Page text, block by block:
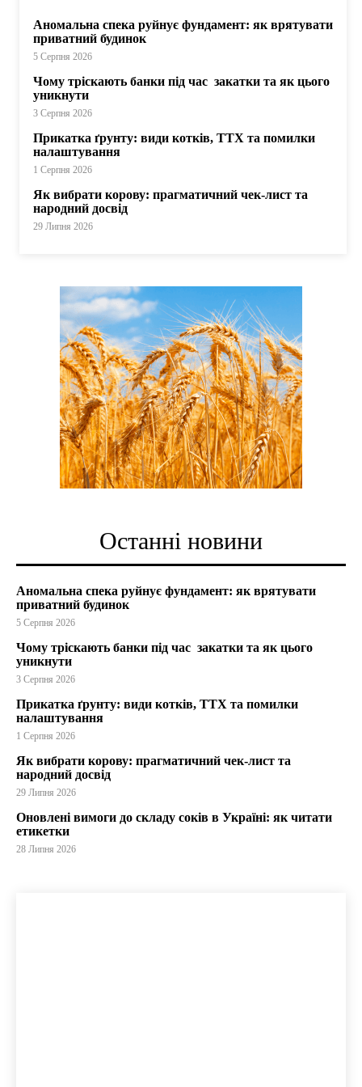
Аномальна спека руйнує фундамент: як врятувати
приватний будинок
5 Серпня 2026
Чому тріскають банки під час закатки та як цього
уникнути
3 Серпня 2026
Прикатка ґрунту: види котків, ТТХ та помилки
налаштування
1 Серпня 2026
Як вибрати корову: прагматичний чек-лист та
народний досвід
29 Липня 2026
Останні новини
Аномальна спека руйнує фундамент: як врятувати
приватний будинок
5 Серпня 2026
Чому тріскають банки під час закатки та як цього
уникнути
3 Серпня 2026
Прикатка ґрунту: види котків, ТТХ та помилки
налаштування
1 Серпня 2026
Як вибрати корову: прагматичний чек-лист та
народний досвід
29 Липня 2026
Оновлені вимоги до складу соків в Україні: як читати
етикетки
28 Липня 2026